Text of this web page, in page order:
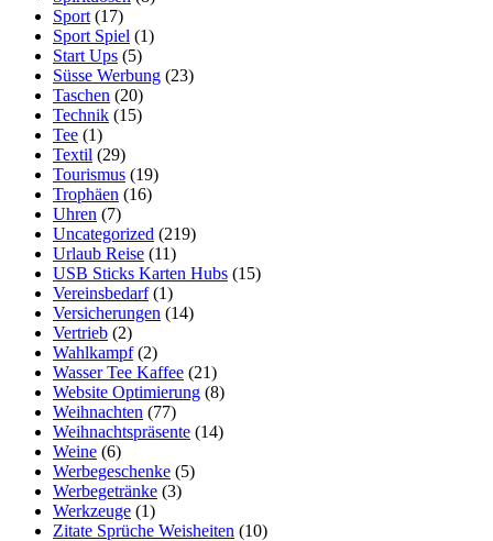
Sport (17)
Sport Spiel (1)
Start Ups (5)
Süsse Werbung (23)
Taschen (20)
Technik (15)
Tee (1)
Textil (29)
Tourismus (19)
Trophäen (16)
Uhren (7)
Uncategorized (219)
Urlaub Reise (11)
USB Sticks Karten Hubs (15)
Vereinsbedarf(1)
Versicherungen (14)
Vertrieb (2)
Wahlkampf(2)
Wasser Tee Kaffee (21)
Website Optimierung (8)
Weihnachten (77)
Weihnachtspräsente (14)
Weine (6)
Werbegeschenke (5)
Werbegetränke (3)
Werkzeuge (1)
Zitate Sprüche Weisheiten (10)